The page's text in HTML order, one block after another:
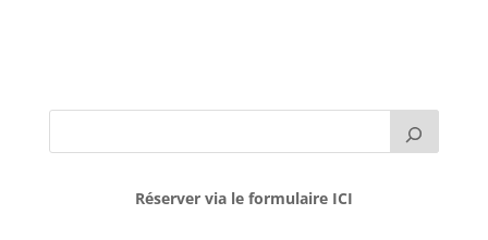
Réserver via le formulaire ICI